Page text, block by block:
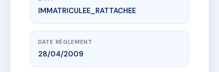
www.vme.plus/AC6643837
PRE SAINT-MARC
135 avenue de saint-nazaire
IMMATRICULEE_RATTACHEE
DATE RÈGLEMENT
28/04/2009